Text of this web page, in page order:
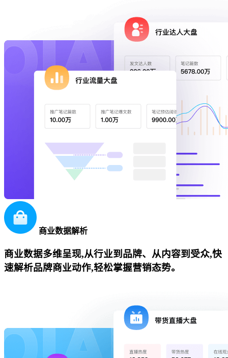
商业数据解析
商业数据多维呈现,从行业到品牌、从内容到受众,快
速解析品牌商业动作,轻松掌握营销态势。